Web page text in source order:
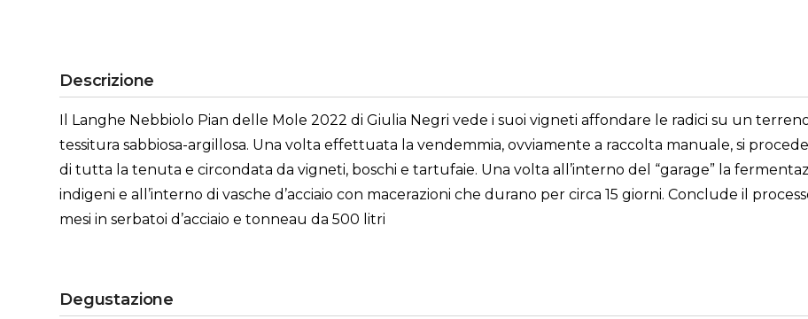
Descrizione
Il Langhe Nebbiolo Pian delle Mole 2022 di Giulia Negri vede i suoi vigneti affondare le radici su un
tessitura sabbiosa-argillosa. Una volta effettuata la vendemmia, ovviamente a raccolta manuale, si
di tutta la tenuta e circondata da vigneti, boschi e tartufaie. Una volta all’interno del “garage” la
indigeni e all’interno di vasche d’acciaio con macerazioni che durano per circa 15 giorni. Conclude il
mesi in serbatoi d’acciaio e tonneau da 500 litri
Degustazione